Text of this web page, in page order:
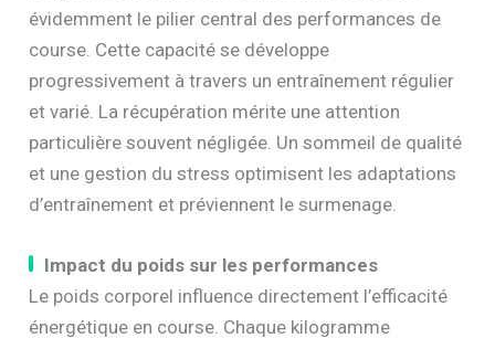
évidemment le pilier central des performances de
course. Cette capacité se développe
progressivement à travers un entraînement régulier
et varié. La récupération mérite une attention
particulière souvent négligée. Un sommeil de qualité
et une gestion du stress optimisent les adaptations
d’entraînement et préviennent le surmenage.
Impact du poids sur les performances
Le poids corporel influence directement l’efficacité
énergétique en course. Chaque kilogramme